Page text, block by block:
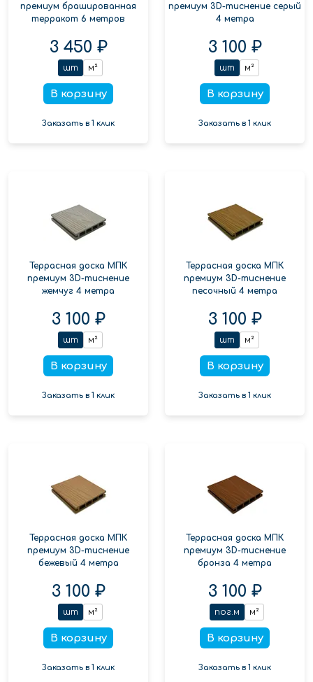
премиум брашированная
терракот 6 метров
3 450 ₽
шт м²
В корзину
Заказать в 1 клик
премиум 3D-тиснение серый
4 метра
3 100 ₽
шт м²
В корзину
Заказать в 1 клик
Террасная доска МПК
премиум 3D-тиснение
жемчуг 4 метра
3 100 ₽
шт м²
В корзину
Заказать в 1 клик
Террасная доска МПК
премиум 3D-тиснение
песочный 4 метра
3 100 ₽
шт м²
В корзину
Заказать в 1 клик
Террасная доска МПК
премиум 3D-тиснение
бежевый 4 метра
3 100 ₽
шт м²
В корзину
Заказать в 1 клик
Террасная доска МПК
премиум 3D-тиснение
бронза 4 метра
3 100 ₽
пог.м м²
В корзину
Заказать в 1 клик